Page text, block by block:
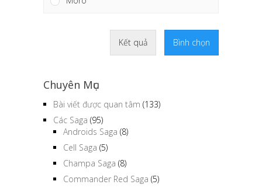
Kết quả Bình chọn
Chuyên Mục
Bài viết được quan tâm (133)
Các Saga (95)
Androids Saga (8)
Cell Saga (5)
Champa Saga (8)
Commander Red Saga (5)